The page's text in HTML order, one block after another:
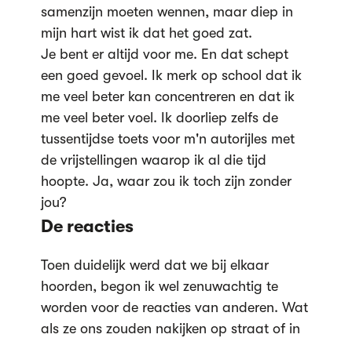
samenzijn moeten wennen, maar diep in
mijn hart wist ik dat het goed zat.
Je bent er altijd voor me. En dat schept
een goed gevoel. Ik merk op school dat ik
me veel beter kan concentreren en dat ik
me veel beter voel. Ik doorliep zelfs de
tussentijdse toets voor m'n autorijles met
de vrijstellingen waarop ik al die tijd
hoopte. Ja, waar zou ik toch zijn zonder
jou?
De reacties
Toen duidelijk werd dat we bij elkaar
hoorden, begon ik wel zenuwachtig te
worden voor de reacties van anderen. Wat
als ze ons zouden nakijken op straat of in